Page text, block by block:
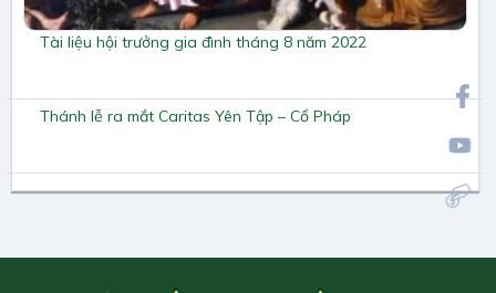
Tài liệu hội trưởng gia đình tháng 8 năm 2022
Thánh lễ ra mắt Caritas Yên Tập – Cổ Pháp